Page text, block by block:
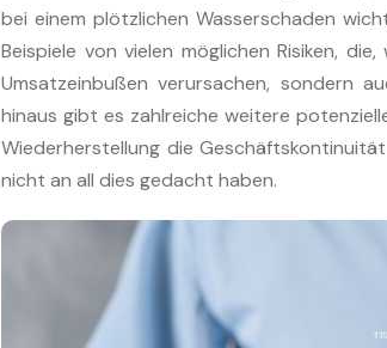
bei einem plötzlichen Wasserschaden
Beispiele von vielen möglichen Risiken,
Umsatzeinbußen verursachen, sondern
hinaus gibt es zahlreiche weitere
Wiederherstellung die
nicht an all dies gedacht haben.